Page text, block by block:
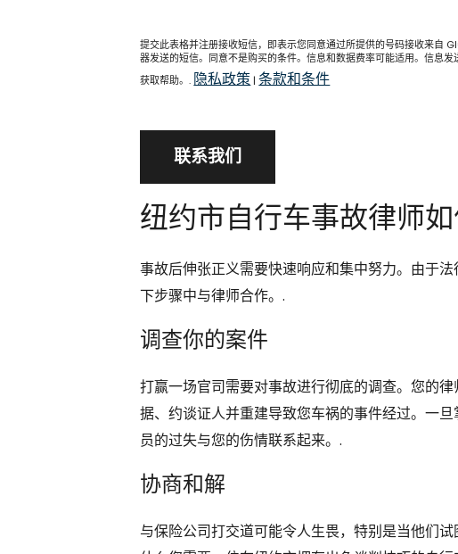
提交此表格并注册接收短信，即表示您同意通过所提供的号码接收来自
器发送的短信。同意不是购买的条件。信息和数据费率可能适用。信息
获取帮助。. 隐私政策 |条款和条件
联系我们
纽约市自行车事故律师
事故后伸张正义需要快速响应和集中努力。由于
下步骤中与律师合作。.
调查你的案件
打赢一场官司需要对事故进行彻底的调查。您的
据、约谈证人并重建导致您车祸的事件经过。一
员的过失与您的伤情联系起来。.
协商和解
与保险公司打交道可能令人生畏，特别是当他们